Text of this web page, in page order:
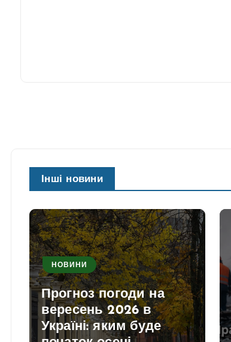
Інші новини
НОВИНИ
Прогноз погоди на
вересень 2026 в
Україні: яким буде